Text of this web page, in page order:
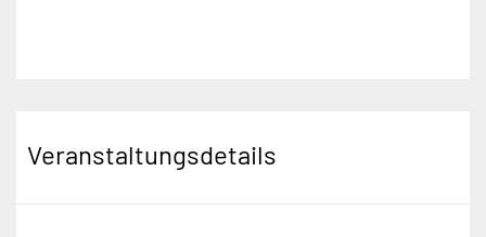
Veranstaltungsdetails